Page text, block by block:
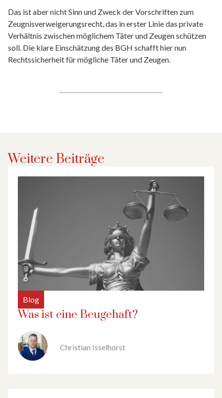
Das ist aber nicht Sinn und Zweck der Vorschriften zum
Zeugnisverweigerungsrecht, das in erster Linie das private
Verhältnis zwischen möglichem Täter und Zeugen schützen
soll. Die klare Einschätzung des BGH schafft hier nun
Rechtssicherheit für mögliche Täter und Zeugen.
Weitere Beiträge
Blog
Was ist eine Beugehaft?
Christian Isselhorst